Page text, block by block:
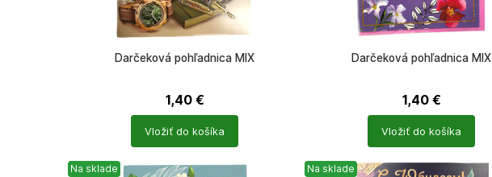
Darčeková pohľadnica MIX
1,40 €
Vložiť do košíka
Darčeková pohľadnica MIX
1,40 €
Vložiť do košíka
Na sklade Na sklade